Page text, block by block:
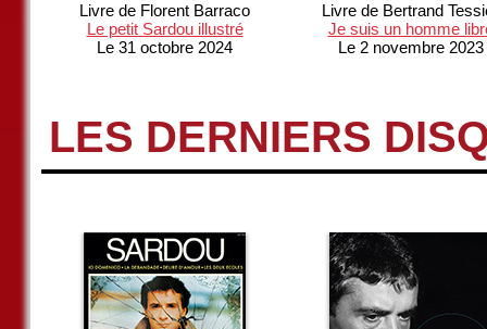
Livre de Florent Barraco
Le petit Sardou illustré
Le 31 octobre 2024
Livre de Bertrand
Je suis un homme
Le 2 novembre 2023
LES DERNIERS